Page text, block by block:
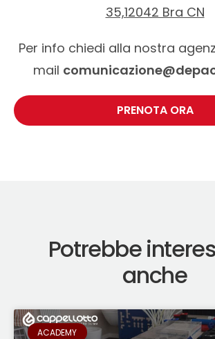
35,12042 Bra CN
Per info chiedi alla nostra
mail
PRENOTA ORA
Potrebbe
anche
ACADEMY